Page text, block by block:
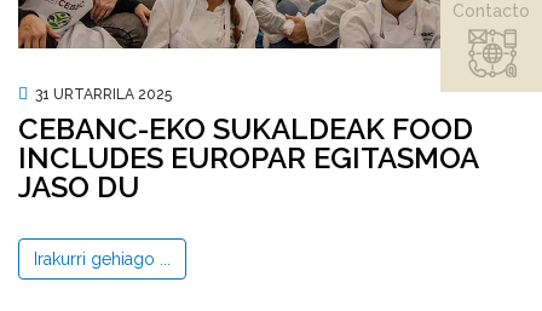
31 URTARRILA 2025
CEBANC-EKO SUKALDEAK FOOD
INCLUDES EUROPAR EGITASMOA
JASO DU
Irakurri gehiago ...
Contacto